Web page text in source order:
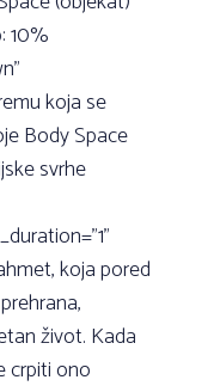
10%
koja se
Body Space
svrhe
koja pored
život. Kada
crpiti ono